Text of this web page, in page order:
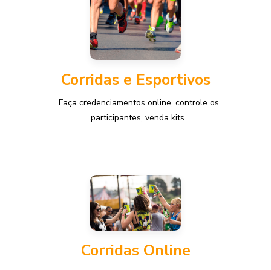
Corridas e Esportivos
Faça credenciamentos online, controle os
participantes, venda kits.
Corridas Online